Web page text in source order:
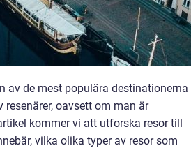
av de mest populära destinationerna
oavsett om man är
kommer vi att utforska resor till
vilka olika typer av resor som